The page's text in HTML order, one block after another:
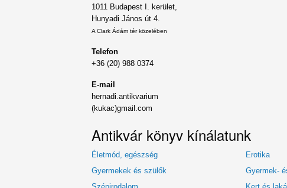
1011 Budapest I. kerület,
Hunyadi János út 4.
A Clark Ádám tér közelében
Telefon
+36 (20) 988 0374
E-mail
hernadi.antikvarium
(kukac)gmail.com
Antikvár könyv kínálatunk
Életmód, egészség Erotika
Gyermekek és szülők
Gyermek-